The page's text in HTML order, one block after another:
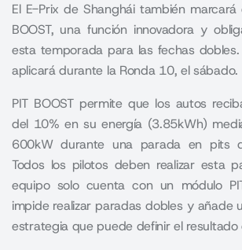
El E-Prix de Shanghái también marcará
BOOST, una función innovadora y
esta temporada para las fechas
aplicará durante la Ronda 10, el sábado.
PIT BOOST permite que los autos
del 10% en su energía (3.85kWh)
600kW durante una parada en pits
Todos los pilotos deben realizar esta
equipo solo cuenta con un módulo
impide realizar paradas dobles y añade
estrategia que puede definir el resultado